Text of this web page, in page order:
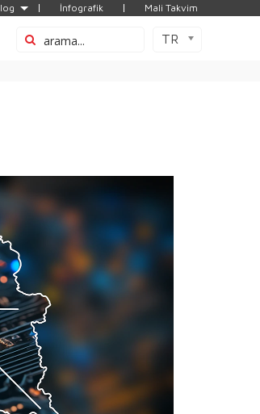
İnfografik Mali Takvim
TR